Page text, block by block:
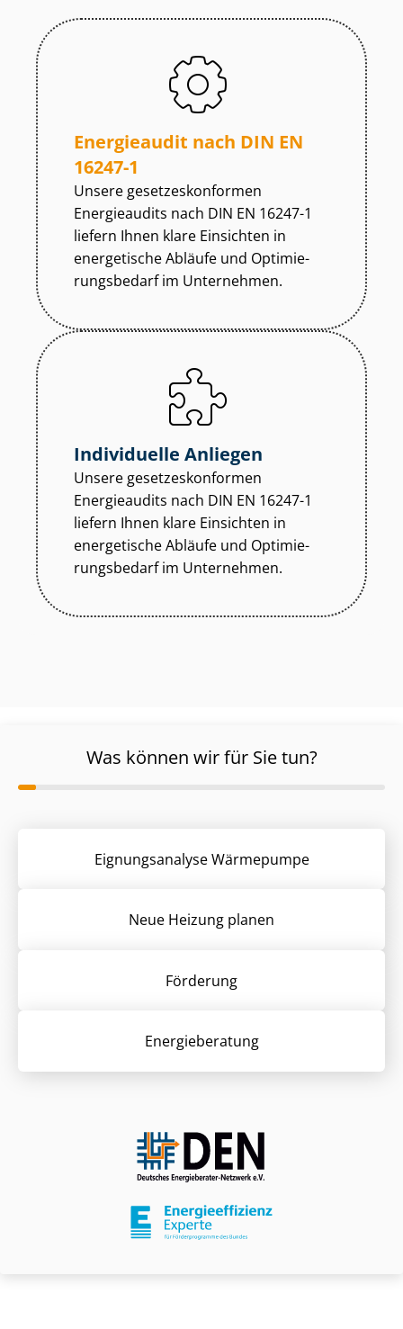
Energieaudit nach DIN EN
16247-1
Unsere ge­set­zes­kon­for­men
Energieaudits nach DIN EN 16247-1
liefern Ihnen klare Einsichten in
energetische Abläufe und Op­ti­mie­
rungs­be­darf im Unternehmen.
Individuelle Anliegen
Unsere ge­set­zes­kon­for­men
Energieaudits nach DIN EN 16247-1
liefern Ihnen klare Einsichten in
energetische Abläufe und Op­ti­mie­
rungs­be­darf im Unternehmen.
Was können wir für Sie tun?
Eignungsanalyse Wärmepumpe
Neue Heizung planen
Förderung
Energieberatung